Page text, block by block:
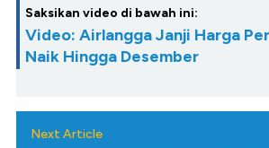
Saksikan video di bawah ini:
Video: Airlangga Janji Harga
Naik Hingga Desember
Next Article